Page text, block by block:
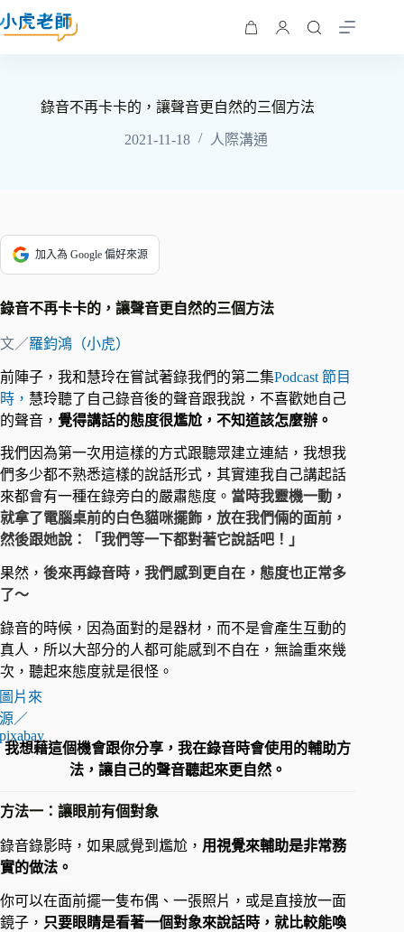
錄音不再卡卡的，讓聲音更自然的三個方法
2021-11-18 人際溝通
加入為 Google 偏好來源
錄音不再卡卡的， 讓聲音更自然的三個方法
文／羅鈞鴻（小虎）
前陣子，我和慧玲在嘗試著錄我們的第二集Podcast 節目
時， 慧玲聽了自己錄音後的聲音跟我說，不喜歡她自己
的聲音， 覺得講話的態度很尷尬，不知道該怎麼辦。
我們因為第一次用這樣的方式跟聽眾建立連結，我想我
們多少都不熟悉這樣的說話形式，其實連我自己講起話
來都會有一種在錄旁白的嚴肅態度。 當時我靈機一動，
就拿了電腦桌前的白色貓咪擺飾，放在我們倆的面前，
然後跟她說：「我們等一下都對著它說話吧！」
果然， 後來再錄音時，我們感到更自在，態度也正常多
了～
錄音的時候，因為面對的是器材，而不是會產生互動的
真人，所以大部分的人都可能感到不自在，無論重來幾
次，聽起來態度就是很怪。
圖片來
源／
pixabay
我想藉這個機會跟你分享，我在錄音時會使用的輔助方
法，讓自己的聲音聽起來更自然。
方法一：讓眼前有個對象
錄音錄影時，如果感覺到尷尬， 用視覺來輔助是非常務
實的做法 。
你可以在面前擺一隻布偶、一張照片，或是直接放一面
鏡子， 只要眼睛是看著一個對象來說話時，就比較能喚